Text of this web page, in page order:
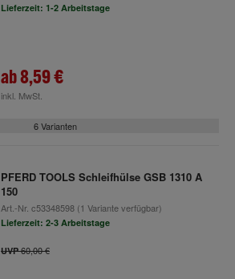
Lieferzeit: 1-2 Arbeitstage
ab8,59 €
inkl. MwSt.
6 Varianten
PFERD TOOLS Schleifhülse GSB 1310 A
150
Art.-Nr. c53348598(1 Variante verfügbar)
Lieferzeit: 2-3 Arbeitstage
UVP60,00 €